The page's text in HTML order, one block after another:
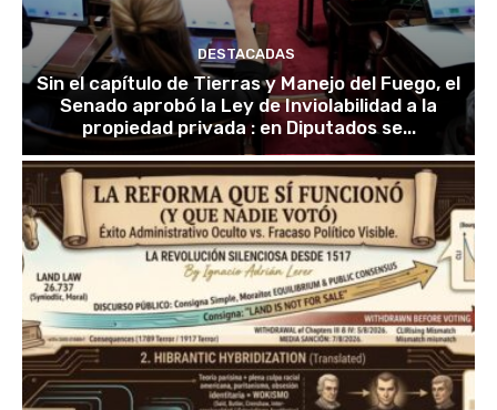
DESTACADAS
Sin el capítulo de Tierras y Manejo del Fuego, el
Senado aprobó la Ley de Inviolabilidad a la
propiedad privada : en Diputados se...